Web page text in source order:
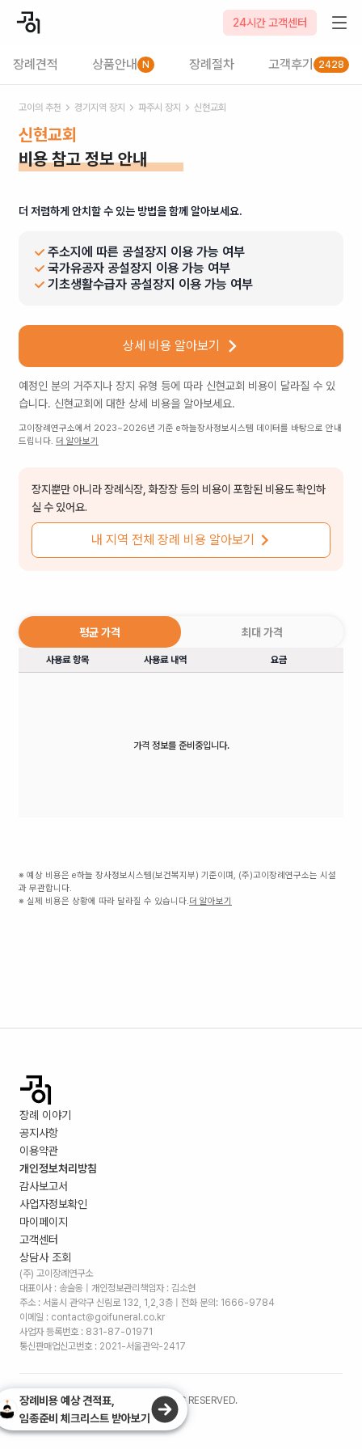
24시간 고객센터
장례견적 상품안내 N 장례절차 고객후기 2428
고이의 추천 경기 지역 장지 파주시 장지 신현교회
신현교회
비용 참고 정보 안내
더 저렴하게 안치할 수 있는 방법을 함께 알아보세요.
주소지에 따른 공설장지 이용 가능 여부
국가유공자 공설장지 이용 가능 여부
기초생활수급자 공설장지 이용 가능 여부
상세 비용 알아보기
예정인 분의 거주지나 장지 유형 등에 따라 신현교회 비용이 달라질 수 있
습니다. 신현교회 에 대한 상세 비용을 알아보세요.
고이장례연구소에서 2023~2026년 기준 e하늘장사정보시스템 데이터를 바탕으로 안내
드립니다. 더 알아보기
장지뿐만 아니라 장례식장, 화장장 등의 비용이 포함된 비용도 확인하
실 수 있어요.
내 지역 전체 장례 비용 알아보기
평균 가격 최대 가격
사용료 항목 사용료 내역 요금
가격 정보를 준비중입니다.
※ 예상 비용은 e하늘 장사정보시스템(보건복지부) 기준이며, (주)고이장례연구소는 시설
과 무관합니다.
※ 실제 비용은 상황에 따라 달라질 수 있습니다.더 알아보기
장례 이야기
공지사항
이용약관
개인정보처리방침
감사보고서
사업자정보확인
마이페이지
고객센터
상담사 조회
(주) 고이장례연구소
대표이사 : 송슬옹 | 개인정보관리책임자 : 김소현
주소 : 서울시 관악구 신림로 132, 1,2,3층 | 전화 문의: 1666-9784
이메일 : contact@goifuneral.co.kr
사업자 등록번호 : 831-87-01971
통신판매업신고번호 : 2021-서울관악-2417
©2026. (주)고이장례연구소 ALL RIGHTS RESERVED.
장례비용 예상 견적표,
임종준비 체크리스트 받아보기